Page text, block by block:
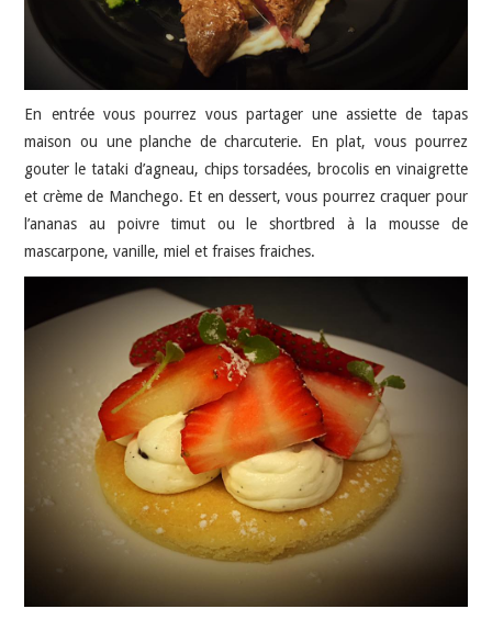
En entrée vous pourrez vous partager une assiette de tapas
maison ou une planche de charcuterie. En plat, vous pourrez
gouter le tataki d’agneau, chips torsadées, brocolis en vinaigrette
et crème de Manchego. Et en dessert, vous pourrez craquer pour
l’ananas au poivre timut ou le shortbred à la mousse de
mascarpone, vanille, miel et fraises fraiches.